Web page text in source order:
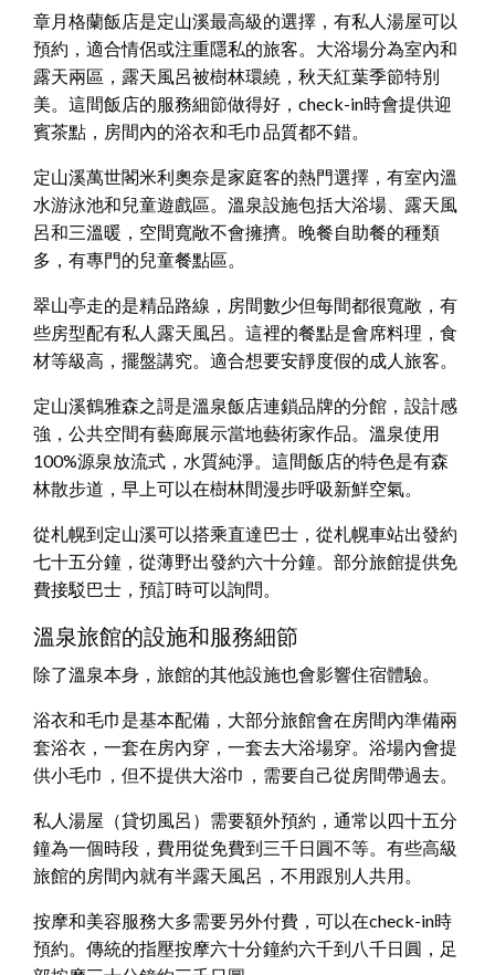
章月格蘭飯店是定山溪最高級的選擇，有私人湯屋可以
預約，適合情侶或注重隱私的旅客。大浴場分為室內和
露天兩區，露天風呂被樹林環繞，秋天紅葉季節特別
美。這間飯店的服務細節做得好，check-in時會提供迎
賓茶點，房間內的浴衣和毛巾品質都不錯。
定山溪萬世閣米利奧奈是家庭客的熱門選擇，有室內溫
水游泳池和兒童遊戲區。溫泉設施包括大浴場、露天風
呂和三溫暖，空間寬敞不會擁擠。晚餐自助餐的種類
多，有專門的兒童餐點區。
翠山亭走的是精品路線，房間數少但每間都很寬敞，有
些房型配有私人露天風呂。這裡的餐點是會席料理，食
材等級高，擺盤講究。適合想要安靜度假的成人旅客。
定山溪鶴雅森之謌是溫泉飯店連鎖品牌的分館，設計感
強，公共空間有藝廊展示當地藝術家作品。溫泉使用
100%源泉放流式，水質純淨。這間飯店的特色是有森
林散步道，早上可以在樹林間漫步呼吸新鮮空氣。
從札幌到定山溪可以搭乘直達巴士，從札幌車站出發約
七十五分鐘，從薄野出發約六十分鐘。部分旅館提供免
費接駁巴士，預訂時可以詢問。
溫泉旅館的設施和服務細節
除了溫泉本身，旅館的其他設施也會影響住宿體驗。
浴衣和毛巾是基本配備，大部分旅館會在房間內準備兩
套浴衣，一套在房內穿，一套去大浴場穿。浴場內會提
供小毛巾，但不提供大浴巾，需要自己從房間帶過去。
私人湯屋（貸切風呂）需要額外預約，通常以四十五分
鐘為一個時段，費用從免費到三千日圓不等。有些高級
旅館的房間內就有半露天風呂，不用跟別人共用。
按摩和美容服務大多需要另外付費，可以在check-in時
預約。傳統的指壓按摩六十分鐘約六千到八千日圓，足